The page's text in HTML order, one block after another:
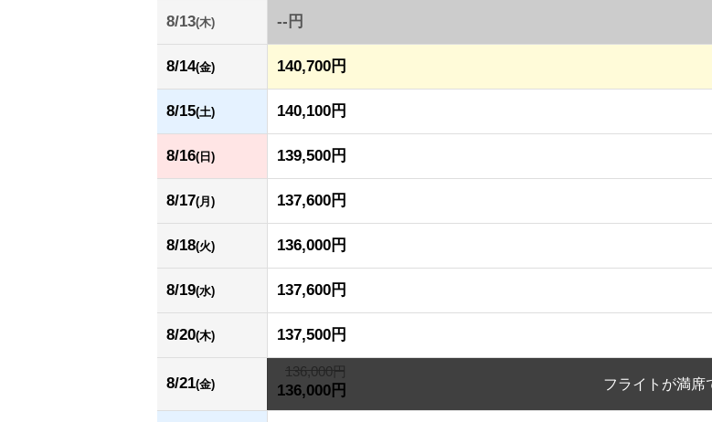
8/13(木) --円
8/14(金) 140,700円
8/15(土) 140,100円
8/16(日) 139,500円
8/17(月) 137,600円
8/18(火) 136,000円
8/19(水) 137,600円
8/20(木) 137,500円
8/21(金)
136,000円
136,000円